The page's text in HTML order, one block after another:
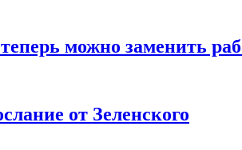
можно заменить
от Зеленского